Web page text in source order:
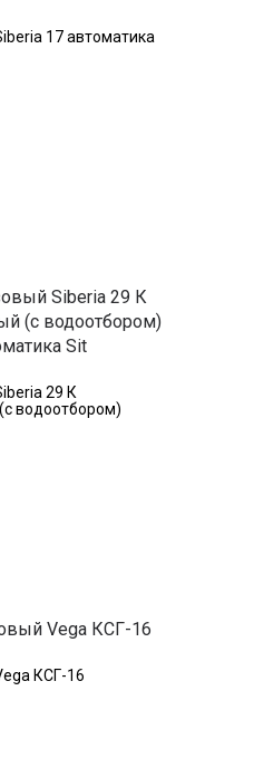
17 автоматика
29 К
водоотбором)
КСГ-16